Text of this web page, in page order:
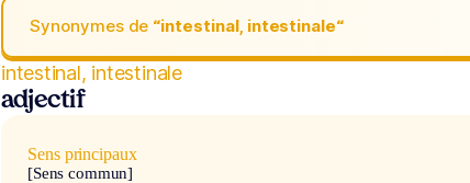
Synonymes de “intestinal, intestinale“
intestinal, intestinale
adjectif
Sens principaux
[Sens commun]